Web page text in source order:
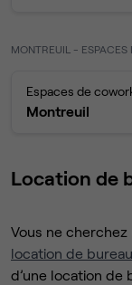
MONTREUIL - ESPACES
Espaces de
Montreuil
Location de
Vous ne
location de
d’une location de